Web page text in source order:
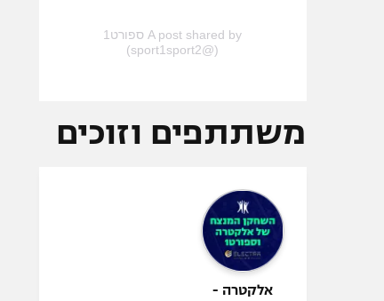
A post shared by ספורט1
(@sport1sport2)
משתתפים וזוכים
אלקטרה -